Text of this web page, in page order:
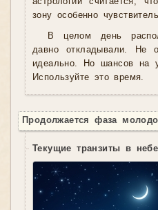
зону особенно
В целом день
давно откладывали. Не
идеально. Но шансов на
Используйте это время.
Продолжается фаза
Текущие транзиты в